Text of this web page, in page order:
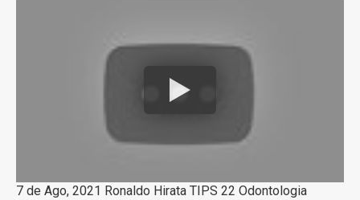
7 de Ago, 2021 Ronaldo Hirata TIPS 22 Odontologia